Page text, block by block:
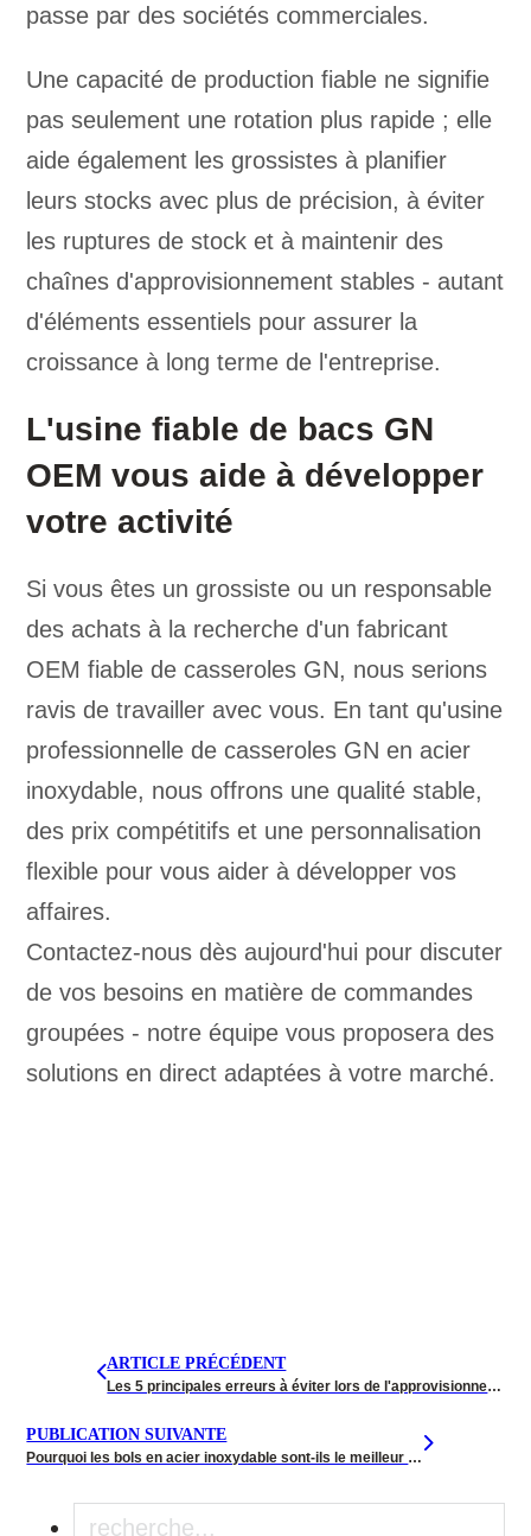
passe par des sociétés commerciales.
Une capacité de production fiable ne signifie
pas seulement une rotation plus rapide ; elle
aide également les grossistes à planifier
leurs stocks avec plus de précision, à éviter
les ruptures de stock et à maintenir des
chaînes d'approvisionnement stables - autant
d'éléments essentiels pour assurer la
croissance à long terme de l'entreprise.
L'usine fiable de bacs GN
OEM vous aide à développer
votre activité
Si vous êtes un grossiste ou un responsable
des achats à la recherche d'un fabricant
OEM fiable de casseroles GN, nous serions
ravis de travailler avec vous. En tant qu'usine
professionnelle de casseroles GN en acier
inoxydable, nous offrons une qualité stable,
des prix compétitifs et une personnalisation
flexible pour vous aider à développer vos
affaires.
Contactez-nous dès aujourd'hui pour discuter
de vos besoins en matière de commandes
groupées - notre équipe vous proposera des
solutions en direct adaptées à votre marché.
ARTICLE PRÉCÉDENT
Les 5 principales erreurs à éviter lors de l'approvisionnement en gros de plats à réchauffer
PUBLICATION SUIVANTE
Pourquoi les bols en acier inoxydable sont-ils le meilleur choix pour le camping et la cuisine en plein air en 2025 ?
Recherche